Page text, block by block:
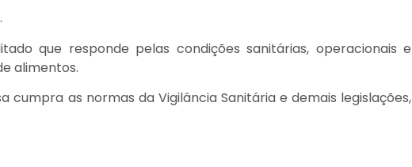
.
que responde pelas condições sanitárias, operacionais e
alimentos.
cumpra as normas da Vigilância Sanitária e demais legislações,